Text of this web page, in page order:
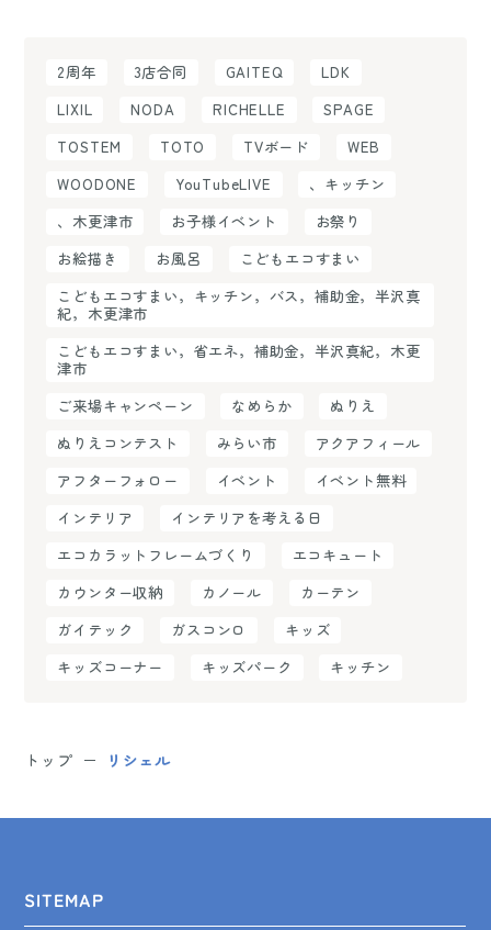
2周年 3店合同 GAITEQ
LDK
LIXIL
NODA RICHELLE
SPAGE
TOSTEM
TOTO TVボード
WEB
WOODONE
YouTubeLIVE
、キッチン
、木更津市
お子様イベント
お祭り
お絵描き
お風呂
こどもエコすまい
こどもエコすまい，キッチン，バス，補助金，半沢真
紀，木更津市
こどもエコすまい，省エネ，補助金，半沢真紀，木更
津市
ご来場キャンペーン
なめらか
ぬりえ
ぬりえコンテスト
みらい市
アクアフィール
アフターフォロー
イベント
イベント無料
インテリア
インテリアを考える日
エコカラットフレームづくり
エコキュート
カウンター収納
カノール
カーテン
ガイテック
ガスコンロ
キッズ
キッズコーナー
キッズパーク キッチン
トップ リシェル
SITEMAP